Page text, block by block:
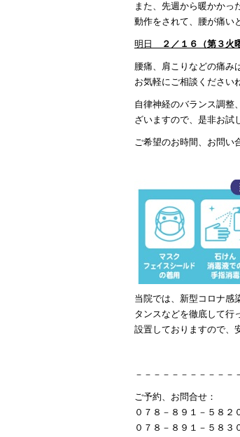
また、先週から暖かかっ
動作をされて、腰が痛い
明日 ２／１６（第３火
腰痛、肩こりなどの痛み
お気軽にご相談ください
自律神経のバランス調整
ざいますので、是非お試
ご希望のお時間、お問い
当院では、新型コロナ感
タンスなどを徹底して行
設置しておりますので、
－－－－－－－－－－－
ご予約、お問合せ：
０７８－８９１－５８２
０７８－８９１－５８３